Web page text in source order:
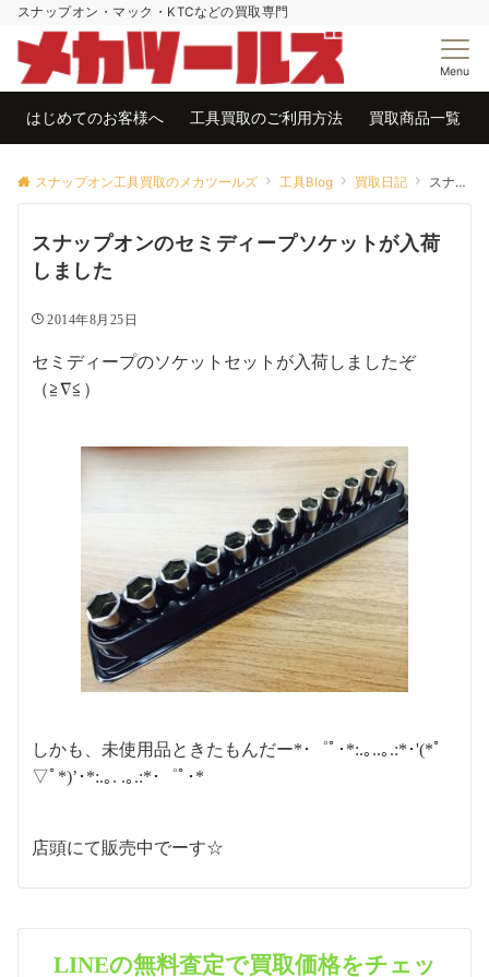
スナップオン・マック・KTCなどの買取専門
Menu
はじめてのお客様へ 工具買取のご利用方法 買取商品一覧
スナップオン工具買取のメカツールズ 工具Blog 買取日記 スナップオンのセミディープソケットが入荷しました
スナップオンのセミディープソケットが入荷
しました
2014年8月25日
セミディープのソケットセットが入荷しましたぞ
（≧∇≦）
しかも、未使用品ときたもんだー*･゜ﾟ･*:.｡..｡.:*･'(*ﾟ
▽ﾟ*)’･*:.｡. .｡.:*･゜ﾟ･*
店頭にて販売中でーす☆
LINEの無料査定で買取価格をチェッ